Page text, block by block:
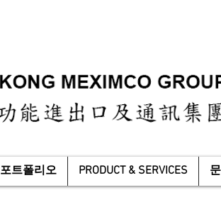
포트폴리오 PRODUCT & SERVICES